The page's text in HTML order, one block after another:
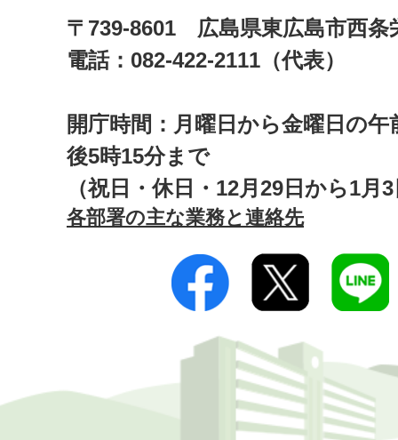
〒739-8601 広島県東広島市西
電話：082-422-2111（代表）
開庁時間：月曜日から金曜日の午
後5時15分まで
（祝日・休日・12月29日から1月
各部署の主な業務と連絡先